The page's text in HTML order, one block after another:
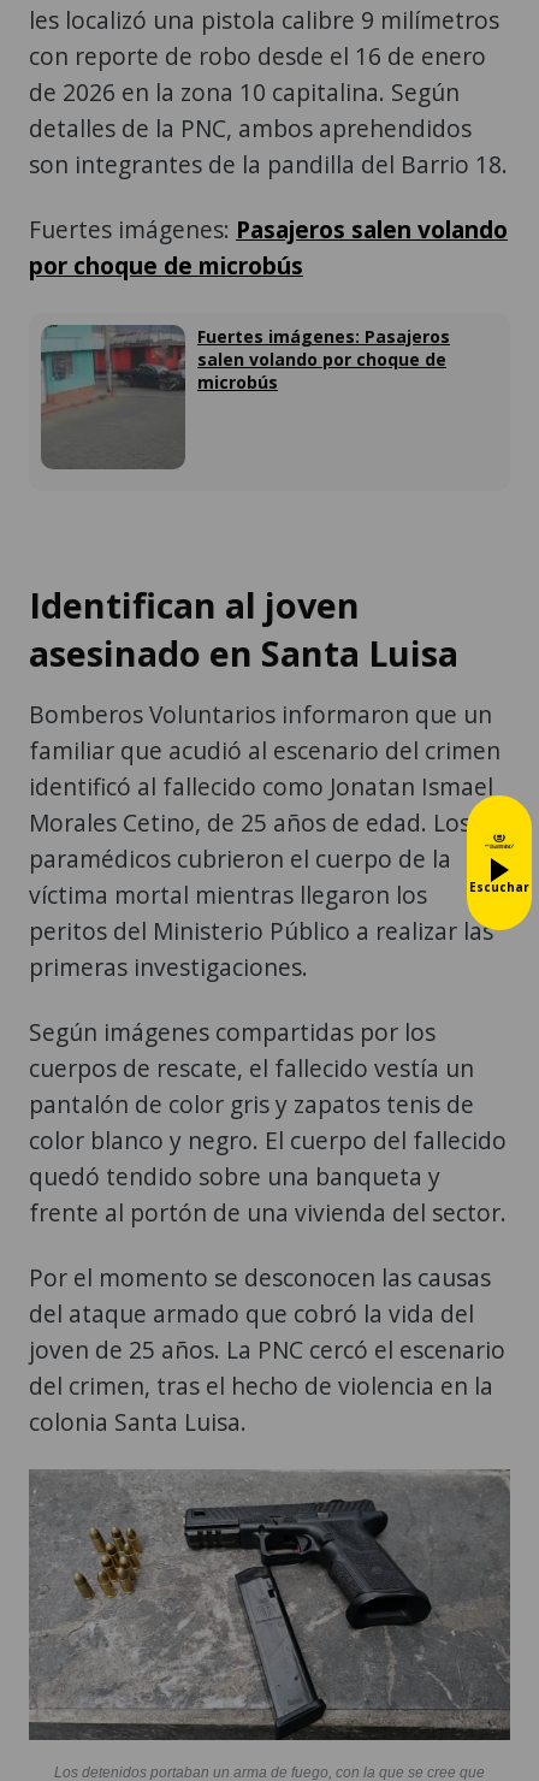
les localizó una pistola calibre 9 milímetros
con reporte de robo desde el 16 de enero
de 2026 en la zona 10 capitalina. Según
detalles de la PNC, ambos aprehendidos
son integrantes de la pandilla del Barrio 18.
Fuertes imágenes: Pasajeros salen volando
por choque de microbús
Fuertes imágenes: Pasajeros
salen volando por choque de
microbús
Identifican al joven
asesinado en Santa Luisa
Bomberos Voluntarios informaron que un
familiar que acudió al escenario del crimen
identificó al fallecido como Jonatan Ismael
Morales Cetino, de 25 años de edad. Los
paramédicos cubrieron el cuerpo de la
víctima mortal mientras llegaron los
peritos del Ministerio Público a realizar las
primeras investigaciones.
Según imágenes compartidas por los
cuerpos de rescate, el fallecido vestía un
pantalón de color gris y zapatos tenis de
color blanco y negro. El cuerpo del fallecido
quedó tendido sobre una banqueta y
frente al portón de una vivienda del sector.
Por el momento se desconocen las causas
del ataque armado que cobró la vida del
joven de 25 años. La PNC cercó el escenario
del crimen, tras el hecho de violencia en la
colonia Santa Luisa.
Los detenidos portaban un arma de fuego, con la que se cree que
Escuchar